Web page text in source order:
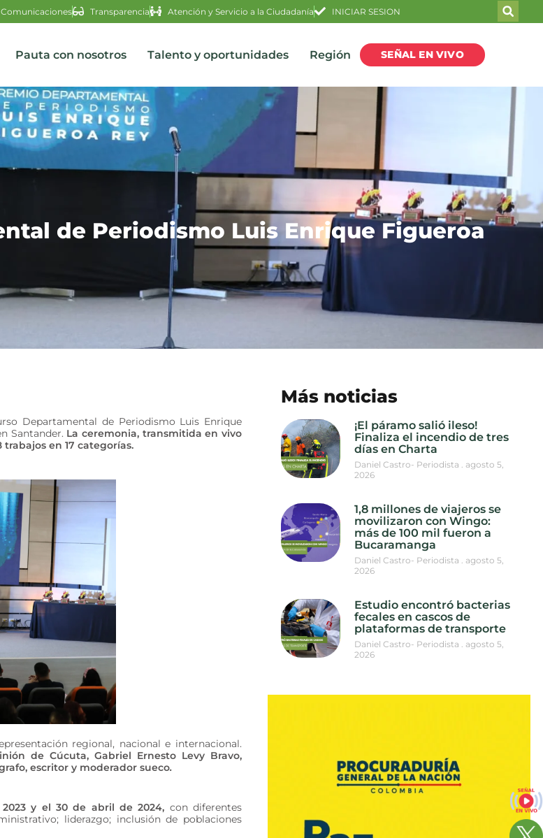
Comunicaciones Transparencia Atención y Servicio a la Ciudadanía INICIAR SESION
Pauta con nosotros Talento y oportunidades Región SEÑAL EN VIVO
de Periodismo Luis Enrique Figueroa
Departamental de Periodismo Luis Enrique
Santander. La ceremonia, transmitida en vivo
en 17 categorías.
regional, nacional e internacional.
de Cúcuta, Gabriel Ernesto Levy Bravo,
escritor y moderador sueco.
y el 30 de abril de 2024, con diferentes
liderazgo; inclusión de poblaciones
Más noticias
¡El páramo salió ileso!
Finaliza el incendio de tres
días en Charta
Daniel Castro- Periodista
agosto 5,
2026
1,8 millones de viajeros se
movilizaron con Wingo:
más de 100 mil fueron a
Bucaramanga
Daniel Castro- Periodista
agosto 5,
2026
Estudio encontró bacterias
fecales en cascos de
plataformas de transporte
Daniel Castro- Periodista
agosto 5,
2026